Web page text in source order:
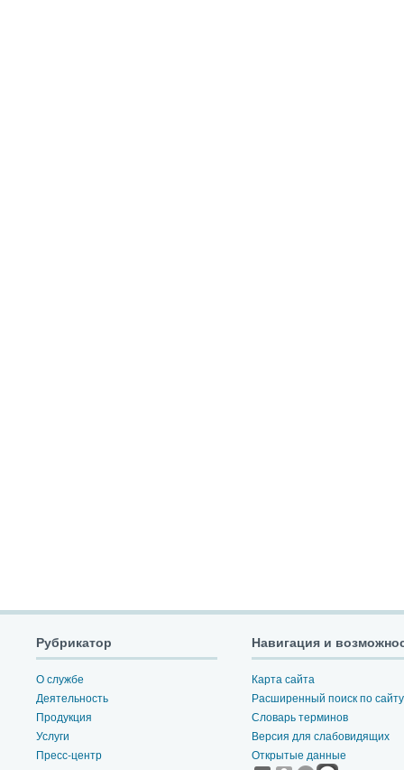
Рубрикатор
О службе
Деятельность
Продукция
Услуги
Пресс-центр
Навигация и
Карта сайта
Расширенный поиск по сайту
Словарь терминов
Версия для слабовидящих
Открытые данные